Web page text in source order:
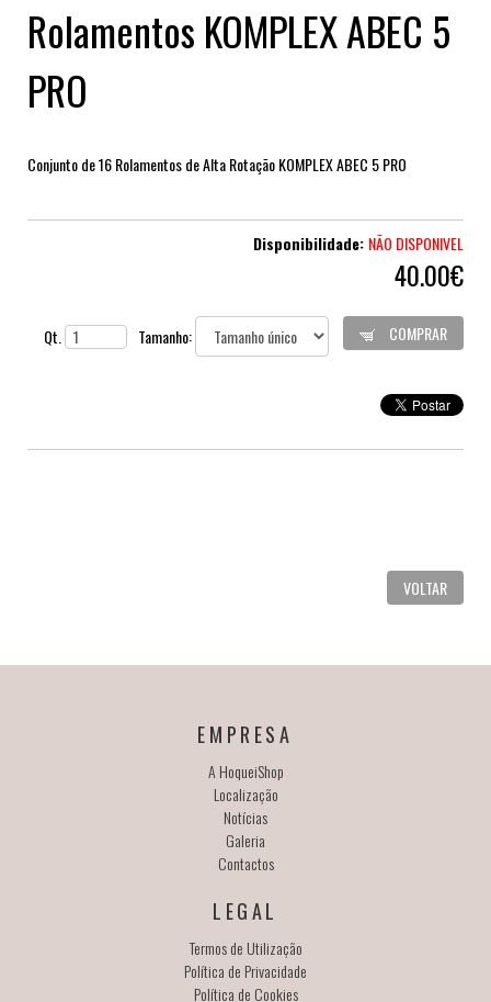
Rolamentos KOMPLEX ABEC 5
PRO
Conjunto de 16 Rolamentos de Alta Rotação KOMPLEX ABEC 5 PRO
Disponibilidade: NÃO DISPONIVEL
40.00€
Qt. Tamanho: COMPRAR
VOLTAR
EMPRESA
A HoqueiShop
Localização
Notícias
Galeria
Contactos
LEGAL
Termos de Utilização
Política de Privacidade
Política de Cookies